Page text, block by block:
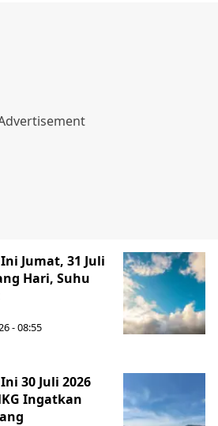
Jumat, 31 Juli
Hari, Suhu
- 08:55
30 Juli 2026
Ingatkan